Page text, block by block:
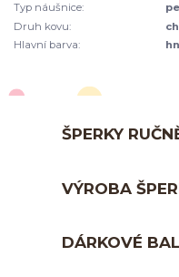
Typ náušnice:
Druh kovu:
Hlavní barva:
ŠPERKY
VÝROBA
DÁRKOVÉ